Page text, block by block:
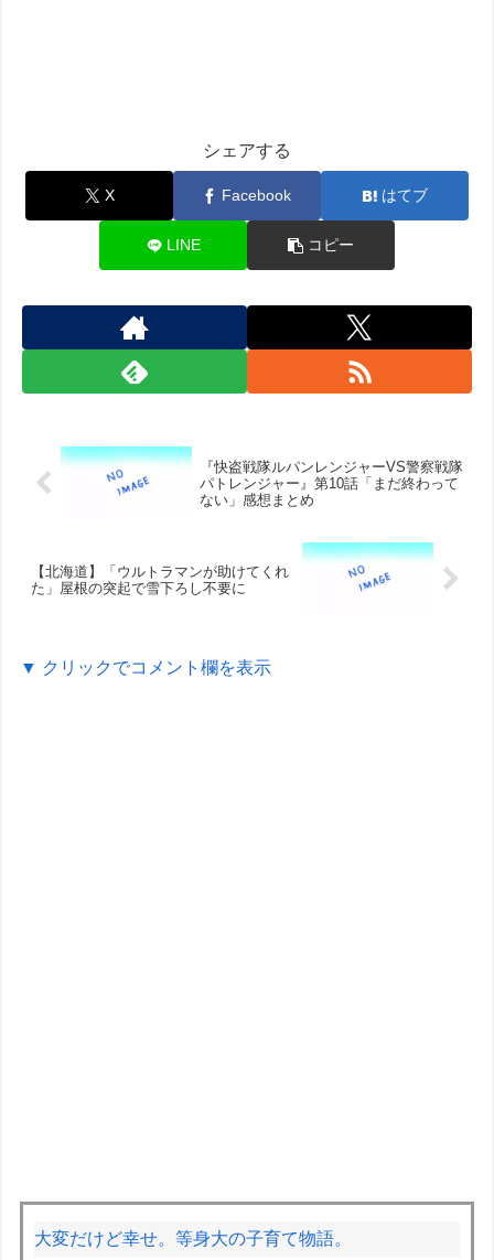
シェアする
X Facebook はてブ
LINE コピー
『快盗戦隊ルパンレンジャーVS警察戦隊
パトレンジャー』第10話「まだ終わって
ない」感想まとめ
【北海道】「ウルトラマンが助けてくれ
た」屋根の突起で雪下ろし不要に
▼ クリックでコメント欄を表示
大変だけど幸せ。等身大の子育て物語。